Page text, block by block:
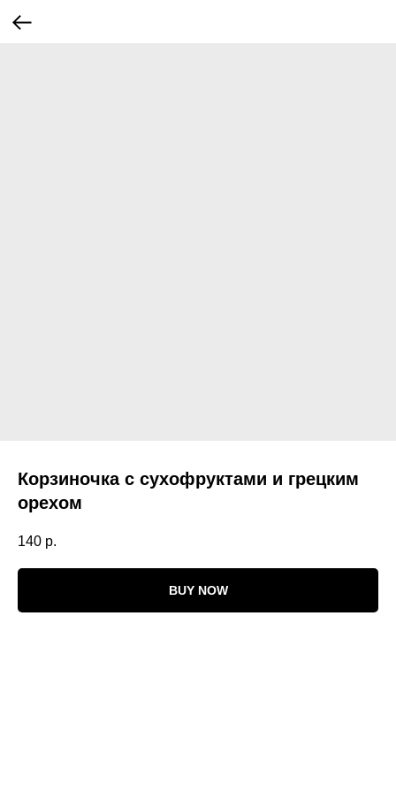
Корзиночка с сухофруктами и грецким
орехом
140 р.
BUY NOW